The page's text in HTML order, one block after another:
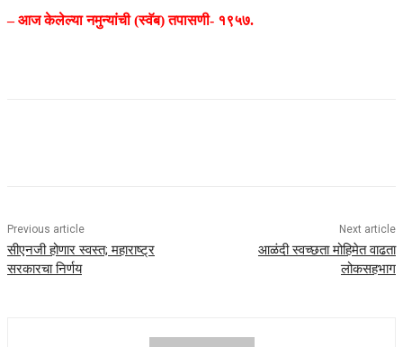
– आज केलेल्या नमुन्यांची (स्वॅब) तपासणी- १९५७.
Previous article
सीएनजी होणार स्वस्त; महाराष्ट्र
सरकारचा निर्णय
Next article
आळंदी स्वच्छता मोहिमेत वाढता
लोकसहभाग